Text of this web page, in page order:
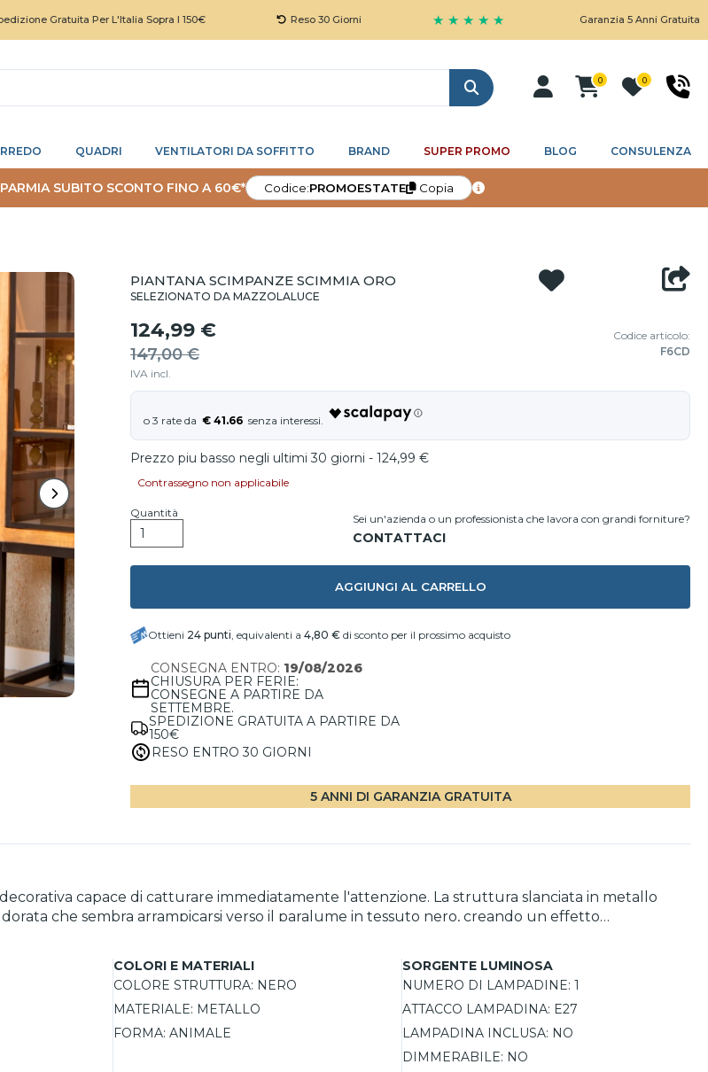
Per L'Italia Sopra I 150€ Reso 30 Giorni ★ ★ ★ ★ ★ Garanzia 5 Anni Gratuita
Cerca
0 0
QUADRI VENTILATORI DA SOFFITTO BRAND SUPER PROMO BLOG CONSULENZA
SUBITO SCONTO FINO A 60€* Codice:PROMOESTATE Copia
PIANTANA SCIMPANZE SCIMMIA ORO
SELEZIONATO DA MAZZOLALUCE
124,99 €
147,00 €
IVA incl.
Codice articolo:
F6CD
€ 41.66
Prezzo piu basso negli ultimi 30 giorni - 124,99 €
Contrassegno non applicabile
Quantità Sei un'azienda o un professionista che lavora con grandi forniture?
AGGIUNGI AL CARRELLO
Ottieni 24 punti, equivalenti a 4,80 € di sconto per il prossimo acquisto
CONSEGNA ENTRO: 19/08/2026
CHIUSURA PER FERIE:
CONSEGNE A PARTIRE DA
SETTEMBRE.
SPEDIZIONE GRATUITA A PARTIRE DA
150€
RESO ENTRO 30 GIORNI
5 ANNI DI GARANZIA GRATUITA
capace di catturare immediatamente l'attenzione. La struttura slanciata in metallo
che sembra arrampicarsi verso il paralume in tessuto nero, creando un effetto
eclettici o spazi dal gusto retrò contemporaneo, diffonde una luce morbida e accogliente
60W e pratica da utilizzare tramite interruttore on/off integrato sul cavo.
COLORI E MATERIALI
COLORE STRUTTURA: NERO
MATERIALE: METALLO
FORMA: ANIMALE
SORGENTE LUMINOSA
NUMERO DI LAMPADINE: 1
ATTACCO LAMPADINA: E27
LAMPADINA INCLUSA: NO
DIMMERABILE: NO